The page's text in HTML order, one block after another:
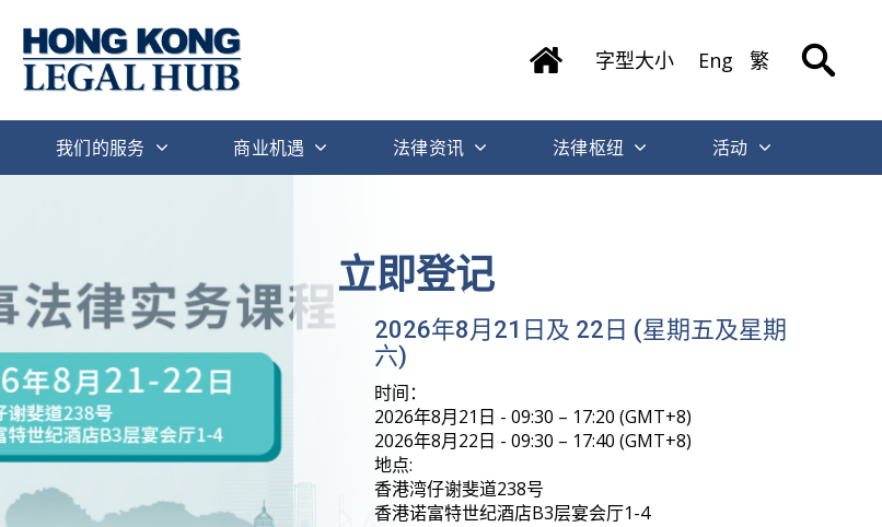
字型大小 Eng 繁
我们的服务 商业机遇 法律资讯 法律枢纽 活动
立即登记
2026年8月21日及 22日 (星期五及星期
六)
时间：
2026年8月21日 - 09:30 – 17:20 (GMT+8)
2026年8月22日 - 09:30 – 17:40 (GMT+8)
地点:
香港湾仔谢斐道238号
香港诺富特世纪酒店B3层宴会厅1-4